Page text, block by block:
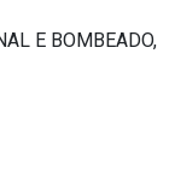
E BOMBEADO,